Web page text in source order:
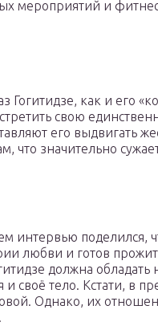
мероприятий и
Гогитидзе, как и его
свою
его выдвигать
что значительно
интервью поделился,
любви и готов
должна обладать
своё тело. Кстати, в
Однако, их